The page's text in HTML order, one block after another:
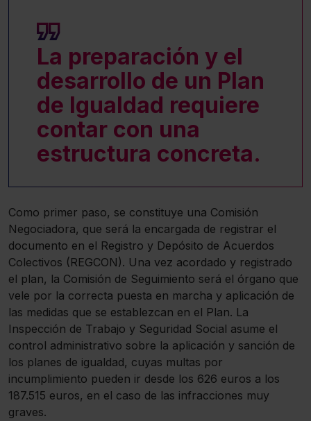
La preparación y el
desarrollo de un Plan
de Igualdad requiere
contar con una
estructura concreta.
Como primer paso, se constituye una Comisión
Negociadora, que será la encargada de registrar el
documento en el Registro y Depósito de Acuerdos
Colectivos (REGCON). Una vez acordado y registrado
el plan, la Comisión de Seguimiento será el órgano que
vele por la correcta puesta en marcha y aplicación de
las medidas que se establezcan en el Plan. La
Inspección de Trabajo y Seguridad Social asume el
control administrativo sobre la aplicación y sanción de
los planes de igualdad, cuyas multas por
incumplimiento pueden ir desde los 626 euros a los
187.515 euros, en el caso de las infracciones muy
graves.